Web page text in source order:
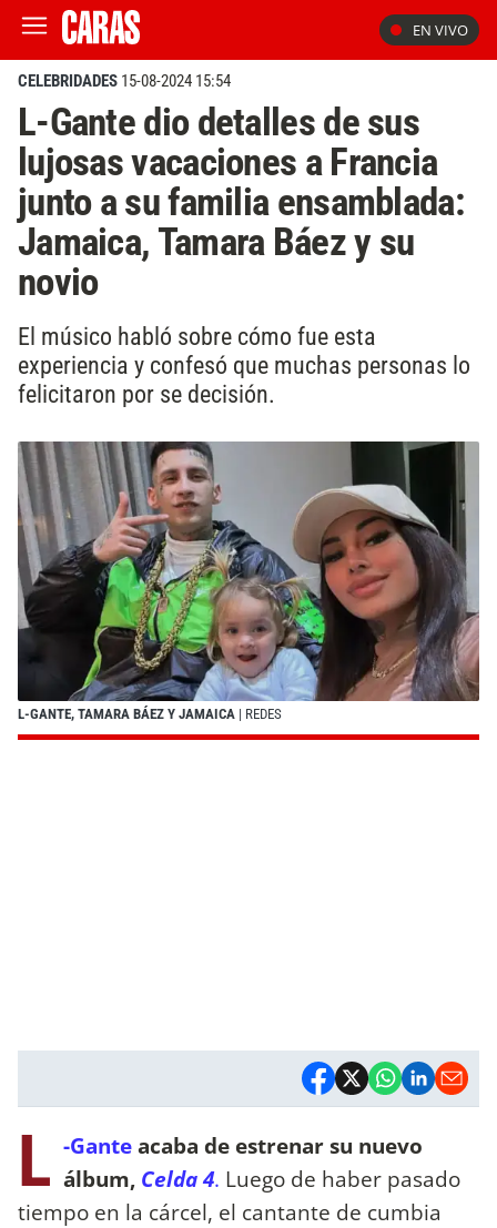
EN VIVO
CELEBRIDADES 15-08-2024 15:54
L-Gante dio detalles de sus
lujosas vacaciones a Francia
junto a su familia ensamblada:
Jamaica, Tamara Báez y su
novio
El músico habló sobre cómo fue esta
experiencia y confesó que muchas personas lo
felicitaron por se decisión.
L-GANTE, TAMARA BÁEZ Y JAMAICA | REDES
L -Ganteacaba de estrenar su nuevo
álbum, Celda 4. Luego de haber pasado
tiempo en la cárcel, el cantante de cumbia